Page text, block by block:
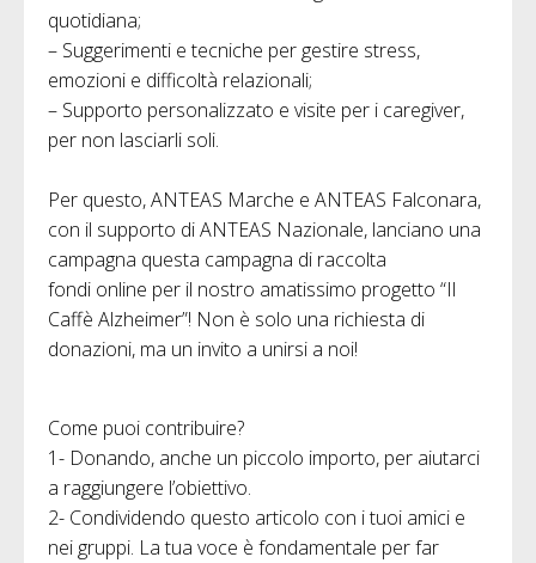
quotidiana;
– Suggerimenti e tecniche per gestire stress,
emozioni e difficoltà relazionali;
– Supporto personalizzato e visite per i caregiver,
per non lasciarli soli.
Per questo, ANTEAS Marche e ANTEAS Falconara,
con il supporto di ANTEAS Nazionale, lanciano una
campagna questa campagna di raccolta
fondi online per il nostro amatissimo progetto “Il
Caffè Alzheimer”! Non è solo una richiesta di
donazioni, ma un invito a unirsi a noi!
Come puoi contribuire?
1- Donando, anche un piccolo importo, per aiutarci
a raggiungere l’obiettivo.
2- Condividendo questo articolo con i tuoi amici e
nei gruppi. La tua voce è fondamentale per far